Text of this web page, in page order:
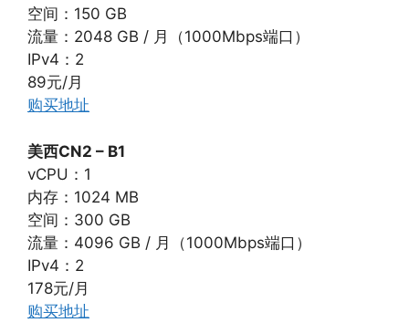
空间：150 GB
流量：2048 GB / 月（1000Mbps端口）
IPv4：2
89元/月
购买地址
美西CN2 – B1
vCPU：1
内存：1024 MB
空间：300 GB
流量：4096 GB / 月（1000Mbps端口）
IPv4：2
178元/月
购买地址